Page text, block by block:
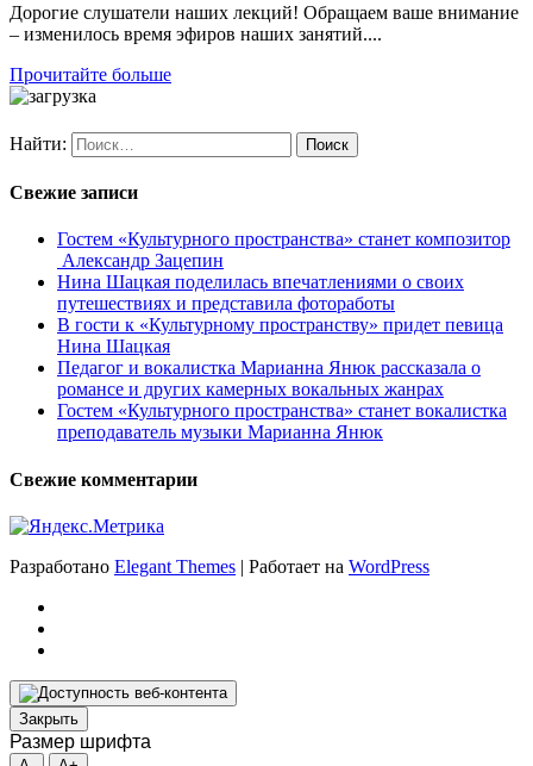
Дорогие слушатели наших лекций! Обращаем ваше внимание
– изменилось время эфиров наших занятий....
Прочитайте больше
Найти:
Свежие записи
Гостем «Культурного пространства» станет композитор
Александр Зацепин
Нина Шацкая поделилась впечатлениями о своих
путешествиях и представила фотоработы
В гости к «Культурному пространству» придет певица
Нина Шацкая
Педагог и вокалистка Марианна Янюк рассказала о
романсе и других камерных вокальных жанрах
Гостем «Культурного пространства» станет вокалистка
преподаватель музыки Марианна Янюк
Свежие комментарии
Разработано Elegant Themes | Работает на WordPress
Закрыть
Размер шрифта